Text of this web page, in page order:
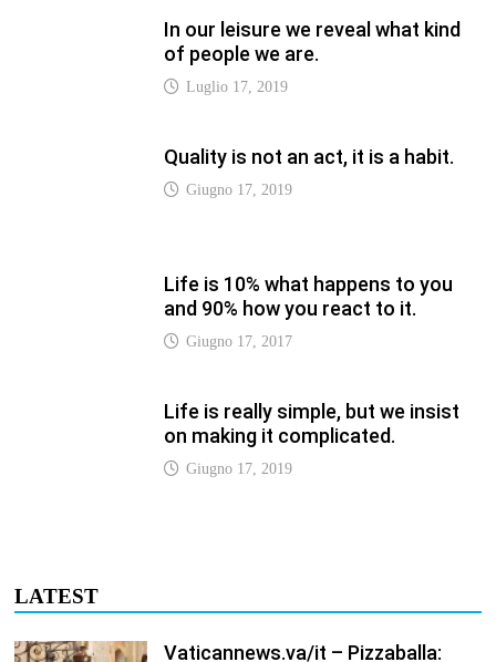
In our leisure we reveal what kind
of people we are.
Luglio 17, 2019
Quality is not an act, it is a habit.
Giugno 17, 2017
Giugno 17, 2019
metodo di San Benedetto